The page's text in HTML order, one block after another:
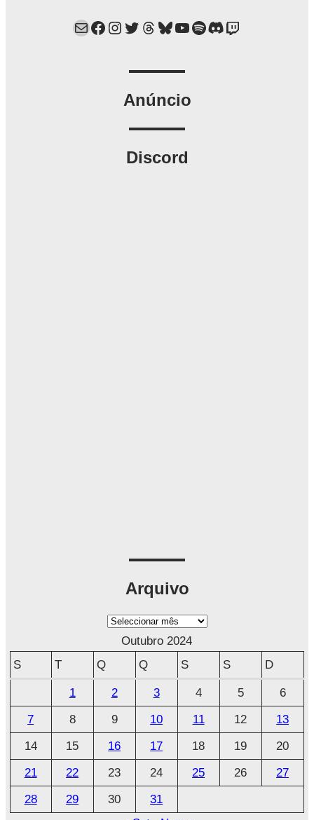
Mail Facebook Instagram Twitter Threads Bluesky YouTube Spotify Discord Twitch
Anúncio
Discord
Arquivo
A
v
o
Outubro 2024
S
T Q Q S S D
1 2 3 4 5
6
7
8 9 10 11 12
13
14
15 16 17 18 19
20
21
22 23 24 25 26
27
28
29 30
31